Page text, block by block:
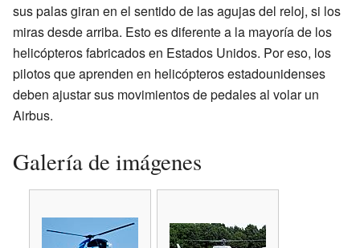
sus palas giran en el sentido de las agujas del reloj, si los
miras desde arriba. Esto es diferente a la mayoría de los
helicópteros fabricados en Estados Unidos. Por eso, los
pilotos que aprenden en helicópteros estadounidenses
deben ajustar sus movimientos de pedales al volar un
Airbus.
Galería de imágenes